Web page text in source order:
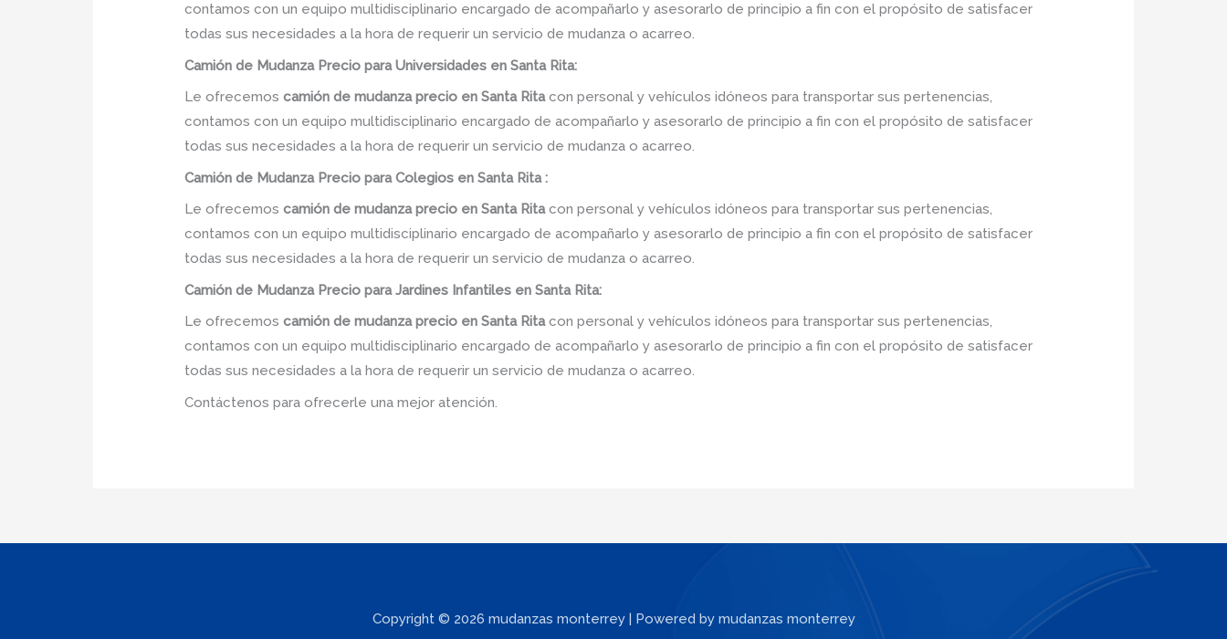
contamos con un equipo multidisciplinario encargado de acompañarlo y asesorarlo de principio a fin con el propósito de satisfacer
todas sus necesidades a la hora de requerir un servicio de mudanza o acarreo.
Camión de Mudanza Precio para Universidades en Santa Rita:
Le ofrecemoscamión de mudanza precio en Santa Ritacon personal y vehículos idóneos para transportar sus pertenencias,
contamos con un equipo multidisciplinario encargado de acompañarlo y asesorarlo de principio a fin con el propósito de satisfacer
todas sus necesidades a la hora de requerir un servicio de mudanza o acarreo.
Camión de Mudanza Precio para Colegios en Santa Rita :
Le ofrecemoscamión de mudanza precio en Santa Ritacon personal y vehículos idóneos para transportar sus pertenencias,
contamos con un equipo multidisciplinario encargado de acompañarlo y asesorarlo de principio a fin con el propósito de satisfacer
todas sus necesidades a la hora de requerir un servicio de mudanza o acarreo.
Camión de Mudanza Preciopara Jardines Infantiles en Santa Rita:
Le ofrecemoscamión de mudanza precio en Santa Ritacon personal y vehículos idóneos para transportar sus pertenencias,
contamos con un equipo multidisciplinario encargado de acompañarlo y asesorarlo de principio a fin con el propósito de satisfacer
todas sus necesidades a la hora de requerir un servicio de mudanza o acarreo.
Contáctenos para ofrecerle una mejor atención.
Copyright © 2026 mudanzas monterrey | Powered by mudanzas monterrey